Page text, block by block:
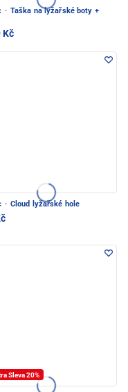
· Taška na lyžařské boty +
Kč
· Cloud lyžařské hole
Sleva 20%